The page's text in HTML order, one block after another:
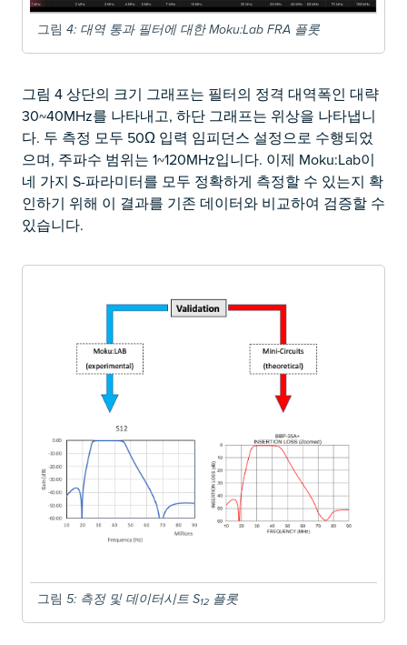
그림 4: 대역 통과 필터에 대한 Moku:Lab FRA 플롯
그림 4 상단의 크기 그래프는 필터의 정격 대역폭인 대략
30~40MHz를 나타내고, 하단 그래프는 위상을 나타냅니
다. 두 측정 모두 50Ω 입력 임피던스 설정으로 수행되었
으며, 주파수 범위는 1~120MHz입니다. 이제 Moku:Lab이
네 가지 S-파라미터를 모두 정확하게 측정할 수 있는지 확
인하기 위해 이 결과를 기존 데이터와 비교하여 검증할 수
있습니다.
그림 5: 측정 및 데이터시트 S12 플롯